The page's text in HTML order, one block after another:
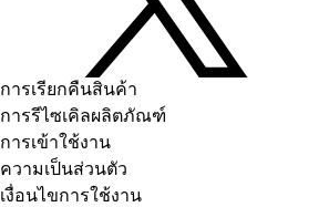
การเรียกคืนสินค้า
การรีไซเคิลผลิตภัณฑ์
การเข้าใช้งาน
ความเป็นส่วนตัว
เงื่อนไขการใช้งาน